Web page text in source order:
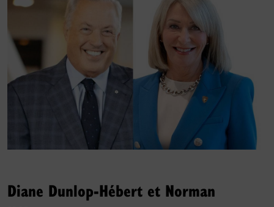
Diane Dunlop-Hébert et Norman